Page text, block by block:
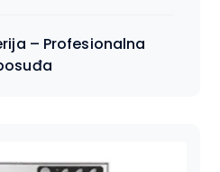
– Profesionalna